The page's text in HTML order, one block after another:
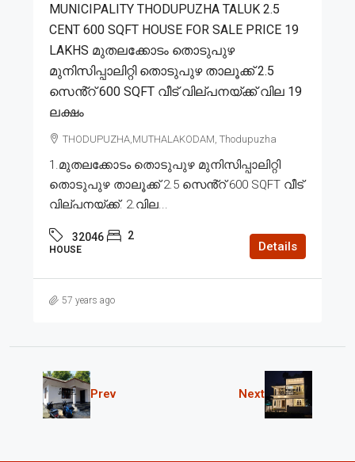
MUNICIPALITY THODUPUZHA TALUK 2.5
CENT 600 SQFT HOUSE FOR SALE PRICE 19
LAKHS മുതലക്കോടം തൊടുപുഴ
മുനിസിപ്പാലിറ്റി തൊടുപുഴ താലൂക്ക് 2.5
സെൻ്റ് 600 SQFT വീട് വില്പനയ്ക്ക് വില 19
ലക്ഷം
THODUPUZHA,MUTHALAKODAM, Thodupuzha
1.മുതലക്കോടം തൊടുപുഴ മുനിസിപ്പാലിറ്റി
തൊടുപുഴ താലൂക്ക് 2.5 സെൻ്റ് 600 SQFT വീട്
വില്പനയ്ക്ക്. 2.വില...
32046 2
HOUSE Details
57 years ago
Prev Next